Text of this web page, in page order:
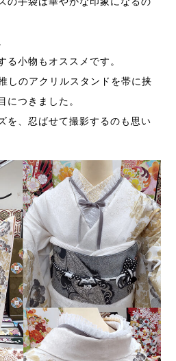
る小物もオススメです。
しのアクリルスタンドを帯に挟
につきました。
を、忍ばせて撮影するのも思い